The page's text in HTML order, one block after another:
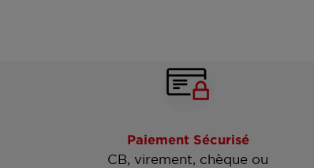
Paiement Sécurisé
CB, virement, chèque ou